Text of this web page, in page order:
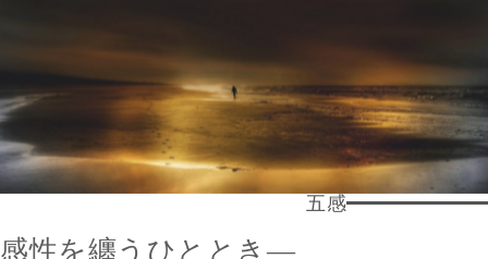
五感
感性を纏うひととき—